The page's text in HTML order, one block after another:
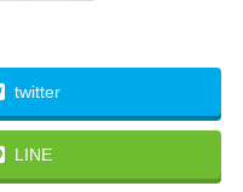
twitter
LINE